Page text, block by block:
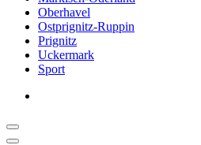
Oberhavel
Ostprignitz-Ruppin
Prignitz
Uckermark
Sport